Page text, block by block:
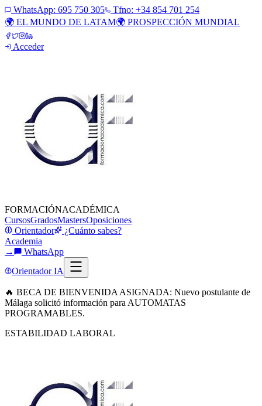
WhatsApp: 695 750 305
Tfno: +34 854 701 254
🌍 EL MUNDO DE LATAM🌍 PROSPECCIÓN MUNDIAL
Acceder
FORMACIÓNACADÉMICA
CursosGradosMastersOposiciones
Orientador
¿Cuánto sabes?
Academia
→
WhatsApp
Orientador IA
🔥 BECA DE BIENVENIDA ASIGNADA: Nuevo postulante de
Málaga solicitó información para AUTOMATAS
PROGRAMABLES.
ESTABILIDAD LABORAL